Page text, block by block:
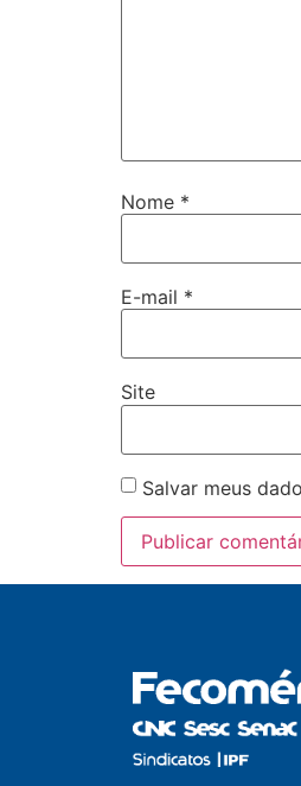
Nome *
E-mail *
Site
Salvar meus